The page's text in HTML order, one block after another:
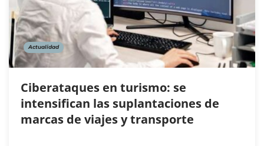
Actualidad
Ciberataques en turismo: se
intensifican las suplantaciones de
marcas de viajes y transporte